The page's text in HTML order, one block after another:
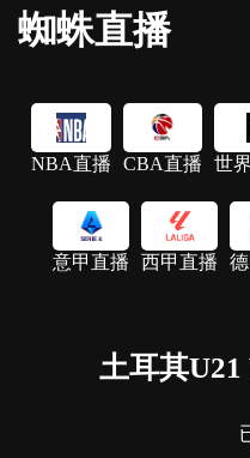
蜘蛛直播
NBA直播 CBA直播 世
意甲直播 西甲直播
土耳其U21